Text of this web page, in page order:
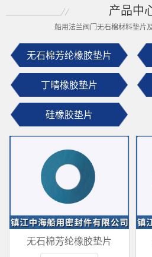
产品中
船用法兰阀门无石棉材料垫片
无石棉芳纶橡胶垫片
丁晴橡胶垫片
硅橡胶垫片
无石棉芳纶橡胶垫片